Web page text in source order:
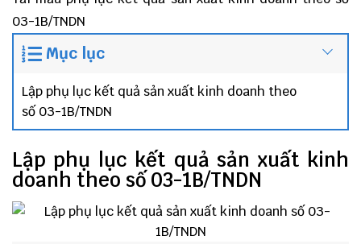
03-1B/TNDN
Mục lục
Lập phụ lục kết quả sản xuất kinh doanh theo
số 03-1B/TNDN
Lập phụ lục kết quả sản xuất kinh
doanh theo số 03-1B/TNDN